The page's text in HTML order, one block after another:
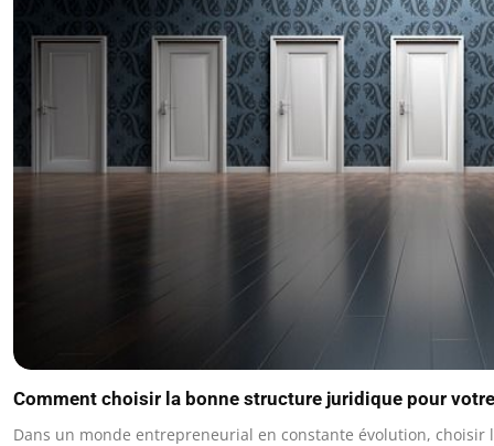
Comment choisir la bonne structure juridique pour
Dans un monde entrepreneurial en constante évolution, choisir